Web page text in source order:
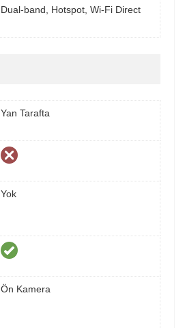
Dual-band, Hotspot, Wi-Fi Direct
Yan Tarafta
Yok
Ön Kamera